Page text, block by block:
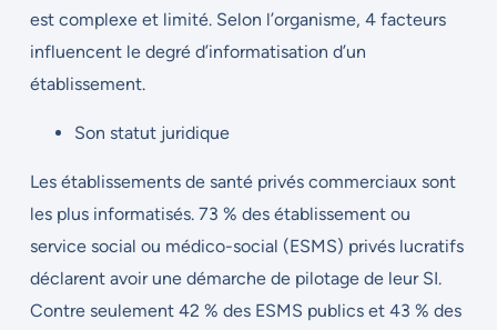
est complexe et limité. Selon l’organisme, 4 facteurs
influencent le degré d’informatisation d’un
établissement.
Son statut juridique
Les établissements de santé privés commerciaux sont
les plus informatisés. 73 % des établissement ou
service social ou médico-social (ESMS) privés lucratifs
déclarent avoir une démarche de pilotage de leur SI.
Contre seulement 42 % des ESMS publics et 43 % des